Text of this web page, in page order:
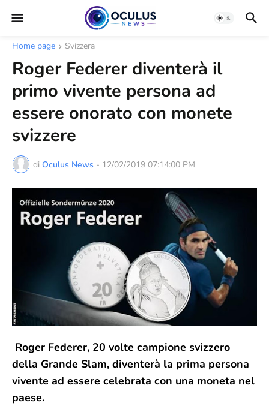
Home page Svizzera
Roger Federer diventerà il
primo vivente persona ad
essere onorato con monete
svizzere
di Oculus News - 12/02/2019 07:14:00 PM
Roger Federer, 20 volte campione svizzero
della Grande Slam, diventerà la prima persona
vivente ad essere celebrata con una moneta nel
paese.